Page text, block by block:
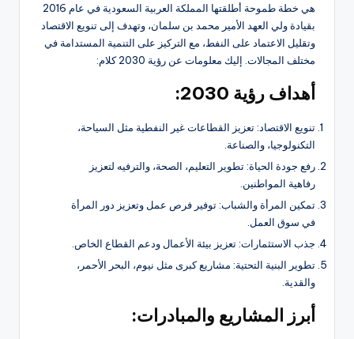
هي خطة طموحة أطلقتها المملكة العربية السعودية في عام 2016
بقيادة ولي العهد الأمير محمد بن سلمان، وتهدف إلى تنويع الاقتصاد
وتقليل الاعتماد على النفط، مع التركيز على التنمية المستدامة في
مختلف المجالات. إليك معلومات عن رؤية 2030 كلام:
أهداف رؤية 2030:
تنويع الاقتصاد: تعزيز القطاعات غير النفطية مثل السياحة،
التكنولوجيا، والصناعة.
رفع جودة الحياة: تطوير التعليم، الصحة، والترفيه لتعزيز
رفاهية المواطنين.
تمكين المرأة والشباب: توفير فرص عمل وتعزيز دور المرأة
في سوق العمل.
جذب الاستثمارات: تعزيز بيئة الأعمال ودعم القطاع الخاص.
تطوير البنية التحتية: مشاريع كبرى مثل نيوم، البحر الأحمر،
والقدية.
أبرز المشاريع والمبادرات: